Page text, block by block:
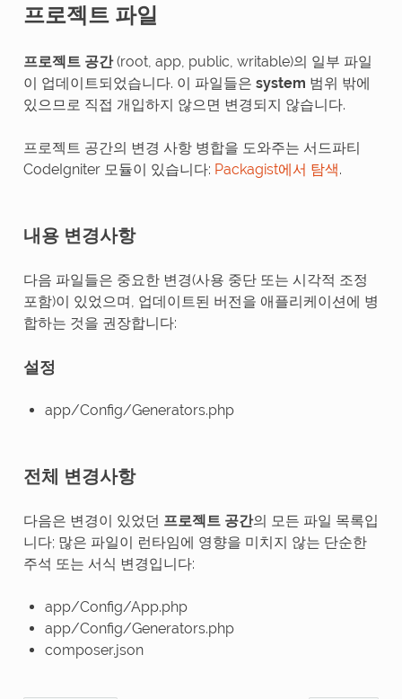
프로젝트 파일
프로젝트 공간(root, app, public, writable)의 일부 파일
이 업데이트되었습니다. 이 파일들은 system 범위 밖에
있으므로 직접 개입하지 않으면 변경되지 않습니다.
프로젝트 공간의 변경 사항 병합을 도와주는 서드파티
CodeIgniter 모듈이 있습니다: Packagist에서 탐색.
내용 변경사항
다음 파일들은 중요한 변경(사용 중단 또는 시각적 조정
포함)이 있었으며, 업데이트된 버전을 애플리케이션에 병
합하는 것을 권장합니다:
설정
app/Config/Generators.php
전체 변경사항
다음은 변경이 있었던 프로젝트 공간의 모든 파일 목록입
니다; 많은 파일이 런타임에 영향을 미치지 않는 단순한
주석 또는 서식 변경입니다:
app/Config/App.php
app/Config/Generators.php
composer.json